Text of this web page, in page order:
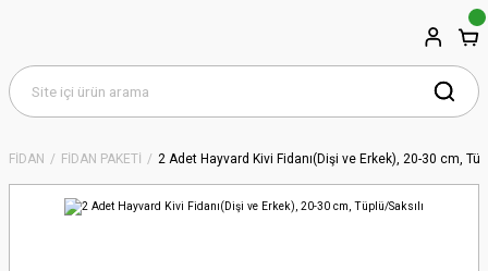
FİDAN FİDAN PAKETİ 2 Adet Hayvard Kivi Fidanı(Dişi ve Erkek), 20-30 cm,